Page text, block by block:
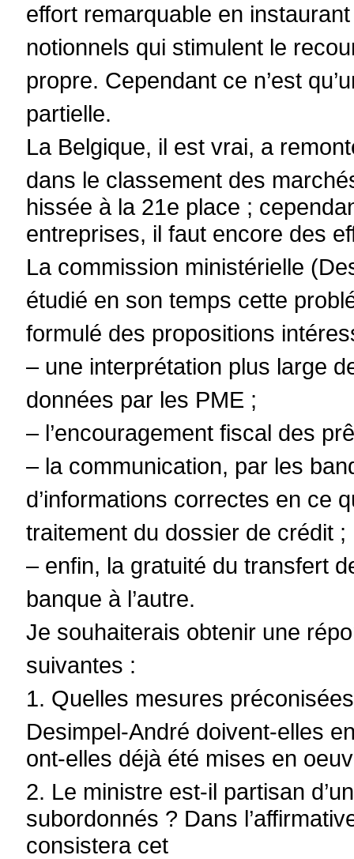
effort remarquable en
notionnels qui stimulent le
propre. Cependant ce n’est
partielle.
La Belgique, il est vrai, a
dans le classement des
hissée à la 21e place ;
entreprises, il faut encore des
La commission ministérielle
étudié en son temps cette
formulé des propositions
– une interprétation plus large
données par les PME ;
– l’encouragement fiscal des
– la communication, par les
d’informations correctes en ce
traitement du dossier de crédit ;
– enfin, la gratuité du transfert
banque à l’autre.
Je souhaiterais obtenir une
suivantes :
1. Quelles mesures
Desimpel-André doivent-elles
ont-elles déjà été mises en
2. Le ministre est-il partisan
subordonnés ? Dans
consistera cet